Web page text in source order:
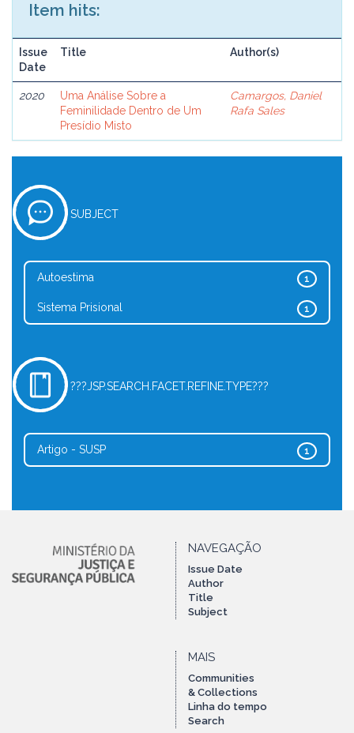
Item hits:
Issue
Date
Title Author(s)
2020
Uma Análise Sobre a
Feminilidade Dentro de Um
Presídio Misto
Camargos, Daniel
Rafa Sales
SUBJECT
1
Autoestima
1
Sistema Prisional
???JSP.SEARCH.FACET.REFINE.TYPE???
1
Artigo - SUSP
NAVEGAÇÃO
Issue Date
Author
Title
Subject
MAIS
Communities
& Collections
Linha do tempo
Search